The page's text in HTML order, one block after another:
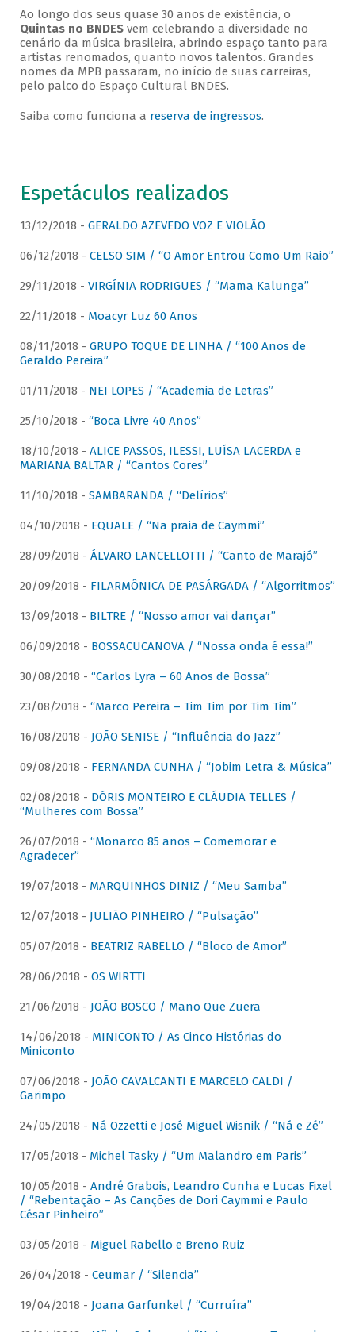
Ao longo dos seus quase 30 anos de existência, o
Quintas no BNDESvem celebrando a diversidade no
cenário da música brasileira, abrindo espaço tanto para
artistas renomados, quanto novos talentos. Grandes
nomes da MPB passaram, no início de suas carreiras,
pelo palco do Espaço Cultural BNDES.
Saiba como funciona a reserva de ingressos.
Espetáculos realizados
13/12/2018 - GERALDO AZEVEDO VOZ E VIOLÃO
06/12/2018 - CELSO SIM / “O Amor Entrou Como Um Raio”
29/11/2018 - VIRGÍNIA RODRIGUES / “Mama Kalunga”
22/11/2018 - Moacyr Luz 60 Anos
08/11/2018 - GRUPO TOQUE DE LINHA / “100 Anos de
Geraldo Pereira”
01/11/2018 - NEI LOPES / “Academia de Letras”
25/10/2018 - “Boca Livre 40 Anos”
18/10/2018 - ALICE PASSOS, ILESSI, LUÍSA LACERDA e
MARIANA BALTAR / “Cantos Cores”
11/10/2018 - SAMBARANDA / “Delírios”
04/10/2018 - EQUALE / “Na praia de Caymmi”
28/09/2018 - ÁLVARO LANCELLOTTI / “Canto de Marajó”
20/09/2018 - FILARMÔNICA DE PASÁRGADA / “Algorritmos”
13/09/2018 - BILTRE / “Nosso amor vai dançar”
06/09/2018 - BOSSACUCANOVA / “Nossa onda é essa!”
30/08/2018 - “Carlos Lyra – 60 Anos de Bossa”
23/08/2018 - “Marco Pereira – Tim Tim por Tim Tim”
16/08/2018 - JOÃO SENISE / “Influência do Jazz”
09/08/2018 - FERNANDA CUNHA / “Jobim Letra & Música”
02/08/2018 - DÓRIS MONTEIRO E CLÁUDIA TELLES /
“Mulheres com Bossa”
26/07/2018 - “Monarco 85 anos – Comemorar e
Agradecer”
19/07/2018 - MARQUINHOS DINIZ / “Meu Samba”
12/07/2018 - JULIÃO PINHEIRO / “Pulsação”
05/07/2018 - BEATRIZ RABELLO / “Bloco de Amor”
28/06/2018 - OS WIRTTI
21/06/2018 - JOÃO BOSCO / Mano Que Zuera
14/06/2018 - MINICONTO / As Cinco Histórias do
Miniconto
07/06/2018 - JOÃO CAVALCANTI E MARCELO CALDI /
Garimpo
24/05/2018 - Ná Ozzetti e José Miguel Wisnik / “Ná e Zé”
17/05/2018 - Michel Tasky / “Um Malandro em Paris”
10/05/2018 - André Grabois, Leandro Cunha e Lucas Fixel
/ “Rebentação – As Canções de Dori Caymmi e Paulo
César Pinheiro”
03/05/2018 - Miguel Rabello e Breno Ruiz
26/04/2018 - Ceumar / “Silencia”
19/04/2018 - Joana Garfunkel / “Curruíra”